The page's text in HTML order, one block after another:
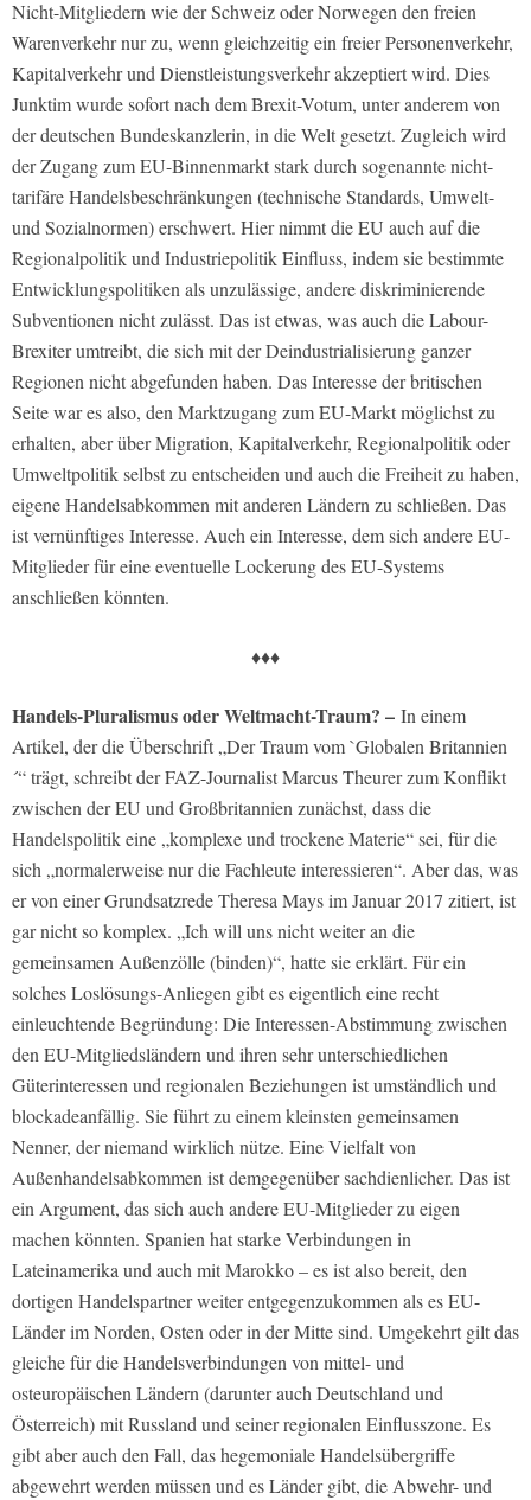
Nicht-Mitgliedern wie der Schweiz oder Norwegen den freien
Warenverkehr nur zu, wenn gleichzeitig ein freier Personenverkehr,
Kapitalverkehr und Dienstleistungsverkehr akzeptiert wird. Dies
Junktim wurde sofort nach dem Brexit-Votum, unter anderem von
der deutschen Bundeskanzlerin, in die Welt gesetzt. Zugleich wird
der Zugang zum EU-Binnenmarkt stark durch sogenannte nicht-
tarifäre Handelsbeschränkungen (technische Standards, Umwelt-
und Sozialnormen) erschwert. Hier nimmt die EU auch auf die
Regionalpolitik und Industriepolitik Einfluss, indem sie bestimmte
Entwicklungspolitiken als unzulässige, andere diskriminierende
Subventionen nicht zulässt. Das ist etwas, was auch die Labour-
Brexiter umtreibt, die sich mit der Deindustrialisierung ganzer
Regionen nicht abgefunden haben. Das Interesse der britischen
Seite war es also, den Marktzugang zum EU-Markt möglichst zu
erhalten, aber über Migration, Kapitalverkehr, Regionalpolitik oder
Umweltpolitik selbst zu entscheiden und auch die Freiheit zu haben,
eigene Handelsabkommen mit anderen Ländern zu schließen. Das
ist vernünftiges Interesse. Auch ein Interesse, dem sich andere EU-
Mitglieder für eine eventuelle Lockerung des EU-Systems
anschließen könnten.
♦♦♦
Handels-Pluralismus oder Weltmacht-Traum? – In einem
Artikel, der die Überschrift „Der Traum vom `Globalen Britannien
´“ trägt, schreibt der FAZ-Journalist Marcus Theurer zum Konflikt
zwischen der EU und Großbritannien zunächst, dass die
Handelspolitik eine „komplexe und trockene Materie“ sei, für die
sich „normalerweise nur die Fachleute interessieren“. Aber das, was
er von einer Grundsatzrede Theresa Mays im Januar 2017 zitiert, ist
gar nicht so komplex. „Ich will uns nicht weiter an die
gemeinsamen Außenzölle (binden)“, hatte sie erklärt. Für ein
solches Loslösungs-Anliegen gibt es eigentlich eine recht
einleuchtende Begründung: Die Interessen-Abstimmung zwischen
den EU-Mitgliedsländern und ihren sehr unterschiedlichen
Güterinteressen und regionalen Beziehungen ist umständlich und
blockadeanfällig. Sie führt zu einem kleinsten gemeinsamen
Nenner, der niemand wirklich nütze. Eine Vielfalt von
Außenhandelsabkommen ist demgegenüber sachdienlicher. Das ist
ein Argument, das sich auch andere EU-Mitglieder zu eigen
machen könnten. Spanien hat starke Verbindungen in
Lateinamerika und auch mit Marokko – es ist also bereit, den
dortigen Handelspartner weiter entgegenzukommen als es EU-
Länder im Norden, Osten oder in der Mitte sind. Umgekehrt gilt das
gleiche für die Handelsverbindungen von mittel- und
osteuropäischen Ländern (darunter auch Deutschland und
Österreich) mit Russland und seiner regionalen Einflusszone. Es
gibt aber auch den Fall, das hegemoniale Handelsübergriffe
abgewehrt werden müssen und es Länder gibt, die Abwehr- und